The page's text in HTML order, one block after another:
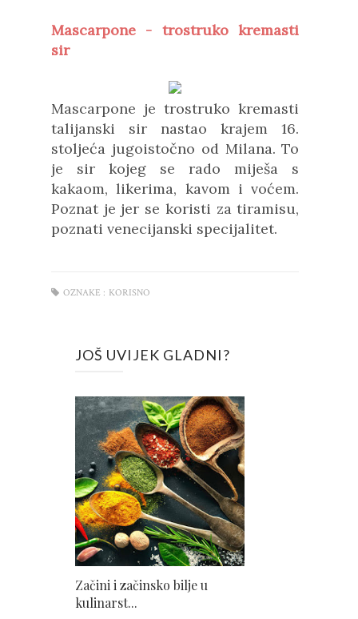
Mascarpone - trostruko kremasti
sir
Mascarpone je trostruko kremasti
talijanski sir nastao krajem 16.
stoljeća jugoistočno od Milana. To
je sir kojeg se rado miješa s
kakaom, likerima, kavom i voćem.
Poznat je jer se koristi za tiramisu,
poznati venecijanski specijalitet.
OZNAKE : KORISNO
JOŠ UVIJEK GLADNI?
Začini i začinsko bilje u
kulinarst...